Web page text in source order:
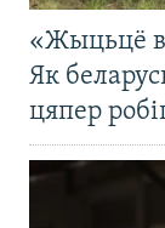
«Жыцьцё
Як
цяпер